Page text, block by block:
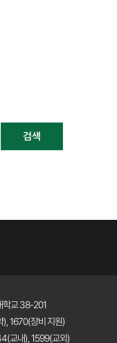
검색
학교 38-201
1670(장비 지원)
교내), 1599(교외)